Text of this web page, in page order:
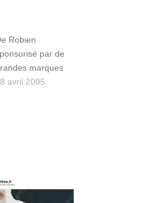
Robien
par de
marques
avril 2005